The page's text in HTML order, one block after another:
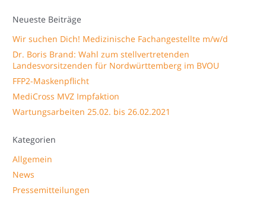
Neueste Beiträge
Wir suchen Dich! Medizinische Fachangestellte m/w/d
Dr. Boris Brand: Wahl zum stellvertretenden
Landesvorsitzenden für Nordwürttemberg im BVOU
FFP2-Maskenpflicht
MediCross MVZ Impfaktion
Wartungsarbeiten 25.02. bis 26.02.2021
Kategorien
Allgemein
News
Pressemitteilungen